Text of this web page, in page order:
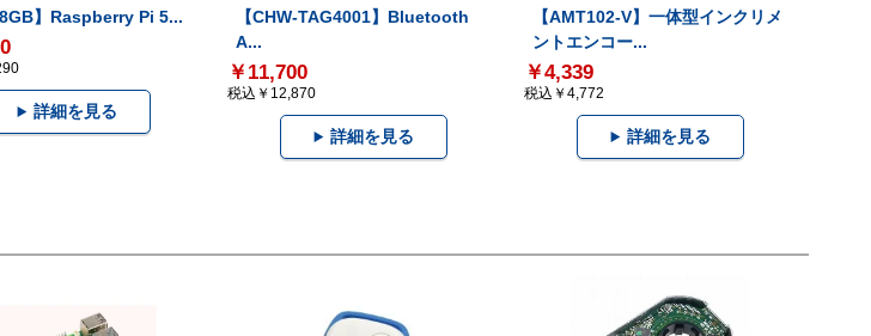
8GB】Raspberry Pi 5...
詳細を見る
【CHW-TAG4001】Bluetooth
A...
￥11,700
税込￥12,870
詳細を見る
【AMT102-V】一体型インクリメ
ントエンコー...
￥4,339
税込￥4,772
詳細を見る